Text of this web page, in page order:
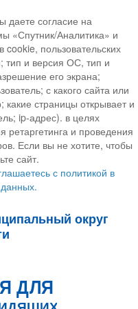
даете согласие на
«Спутник/Аналитика» и
пользовательских
тип и версия ОС, тип и
его экрана;
с какого сайта или
страницы открывает и
ip-адрес). в целях
ретаргетинга и проведения
Если вы не хотите, чтобы
сайт.
с политикой в